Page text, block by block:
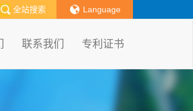
Language
全站搜索
联系我们 专利证书